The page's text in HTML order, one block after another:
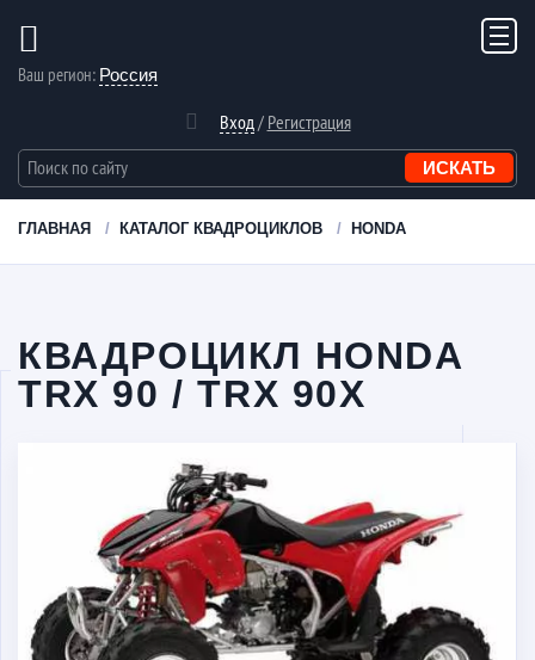
Ваш регион: Россия
Вход/ Регистрация
ГЛАВНАЯ КАТАЛОГ КВАДРОЦИКЛОВ HONDA
КВАДРОЦИКЛ HONDA
TRX 90 / TRX 90X